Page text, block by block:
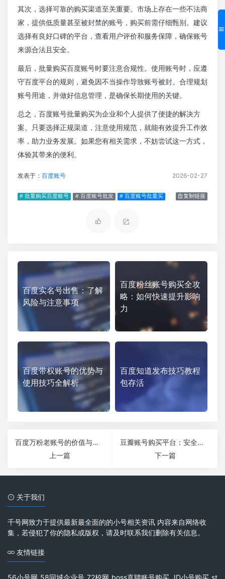
其次，选择可靠的购买渠道至关重要。市场上存在一些不法商
家，提供低质量甚至被封禁的账号，购买前需仔细甄别。建议
选择有良好口碑的平台，查看用户评价和服务保障，确保账号
来源合法且安全。
最后，批量购买百度账号时要注意合规性。使用账号时，应遵
守百度平台的规则，避免因不当操作导致账号被封。合理规划
账号用途，并做好信息管理，是确保长期使用的关键。
总之，百度账号批量购买为企业和个人提供了便捷的解决方
案。只要选择正规渠道，注意使用规范，就能有效提升工作效
率，助力业务发展。如果您有相关需求，不妨尝试这一方式，
体验其带来的便利。
发表于： 百度账号 2026-02-27
# 批量购买百度账号 # 百度账号批发 # 百度账号批量买 复制链接
百度实名号出售：了解
风险与注意事项
百度粉丝账号购买全攻
略：如何快速提升影响
力
百度带权账号的优势与
使用技巧全解析
百度知道发布技巧教程
包存活
百度万粉老账号的价值与获取技巧全解析
上一篇
豆瓣账号购买平台：安全便捷获取账号的首选
下一篇
关于我们
千号网致力于提供最新最全面的的小号相关资讯 内容来自网络收
集，若侵犯了你的隐私或版权，请及时联系我们删除有关信息。
友情链接